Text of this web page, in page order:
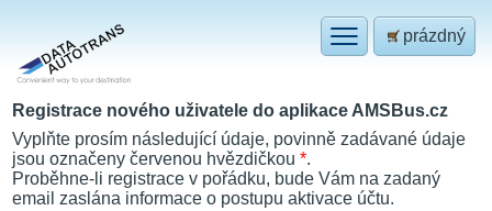
prázdný
Registrace nového uživatele do aplikace AMSBus.cz
Vyplňte prosím následující údaje, povinně zadávané údaje
jsou označeny červenou hvězdičkou *.
Proběhne-li registrace v pořádku, bude Vám na zadaný
email zaslána informace o postupu aktivace účtu.